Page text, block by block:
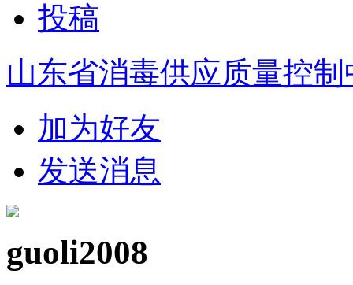
投稿
山东省消毒供应质量控制
加为好友
发送消息
guoli2008